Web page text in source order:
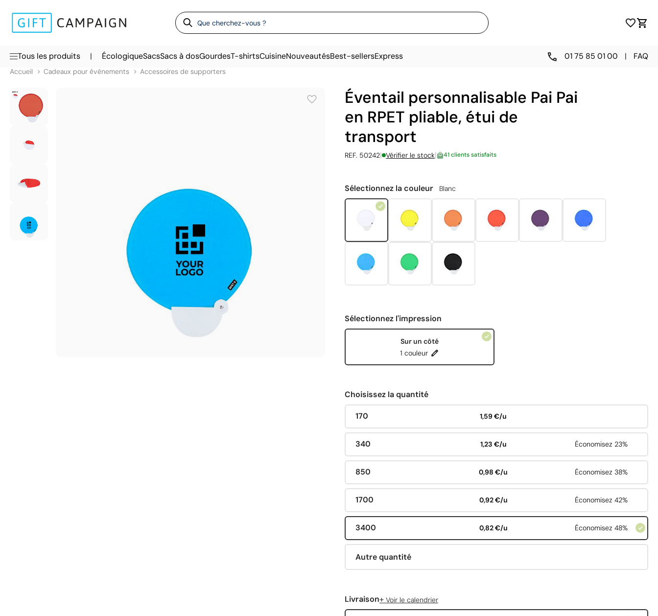
Tous les produits | ÉcologiqueSacsSacs à dosGourdesT-shirtsCuisineNouveautésBest-sellersExpress 01 75 85 01 00 | FAQ
Accueil Cadeaux pour événements Accessoires de supporters
Éventail personnalisable Pai Pai
en RPET pliable, étui de
transport
REF. 50242| Vérifier le stock| 41 clients satisfaits
Sélectionnez la couleur Blanc
Sélectionnez l'impression
Sur un côté
1 couleur
Choisissez la quantité
170 1,59 €/u
340 1,23 €/u Économisez 23%
850 0,98 €/u Économisez 38%
1700 0,92 €/u Économisez 42%
3400 0,82 €/u Économisez 48%
Autre quantité
Livraison+ Voir le calendrier